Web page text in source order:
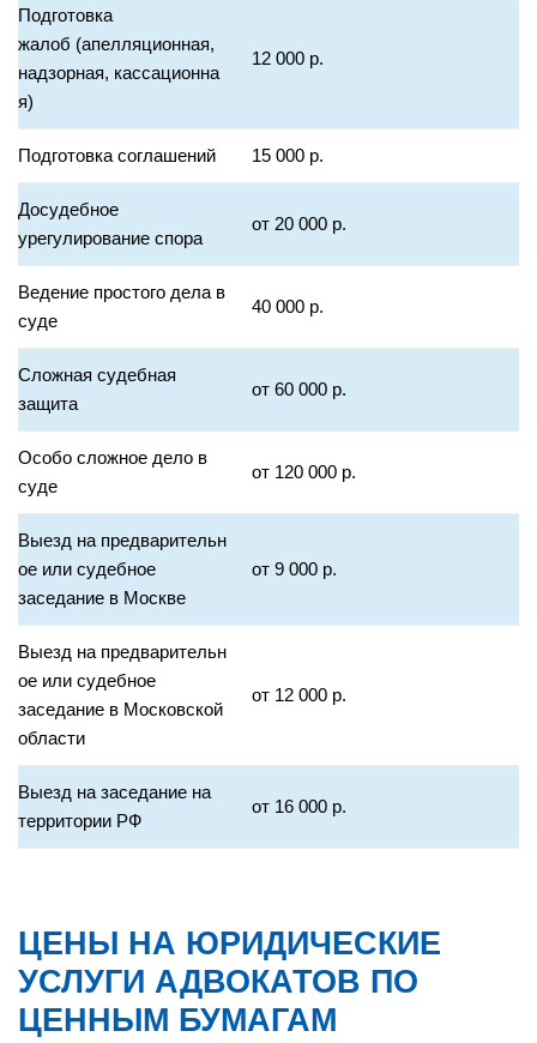
Подготовка
жалоб (апелляционная,
надзорная, кассационна
я)
12 000 р.
Подготовка соглашений 15 000 р.
Досудебное
урегулирование спора
от 20 000 р.
Ведение простого дела в
суде
40 000 р.
Сложная судебная
защита
от 60 000 р.
Особо сложное дело в
суде
от 120 000 р.
Выезд на предварительн
ое или судебное
заседание в Москве
от 9 000 р.
Выезд на предварительн
ое или судебное
заседание в Московской
области
от 12 000 р.
Выезд на заседание на
территории РФ
от 16 000 р.
ЦЕНЫ НА ЮРИДИЧЕСКИЕ
УСЛУГИ АДВОКАТОВ ПО
ЦЕННЫМ БУМАГАМ